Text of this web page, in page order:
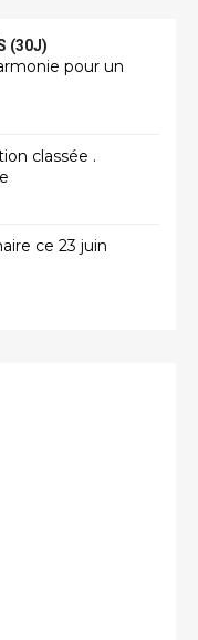
(30J)
pour un
classée .
ce 23 juin